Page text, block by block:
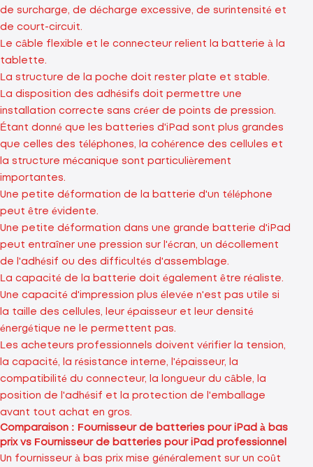
de surcharge, de décharge excessive, de surintensité et
de court-circuit.
Le câble flexible et le connecteur relient la batterie à la
tablette.
La structure de la poche doit rester plate et stable.
La disposition des adhésifs doit permettre une
installation correcte sans créer de points de pression.
Étant donné que les batteries d'iPad sont plus grandes
que celles des téléphones, la cohérence des cellules et
la structure mécanique sont particulièrement
importantes.
Une petite déformation de la batterie d'un téléphone
peut être évidente.
Une petite déformation dans une grande batterie d'iPad
peut entraîner une pression sur l'écran, un décollement
de l'adhésif ou des difficultés d'assemblage.
La capacité de la batterie doit également être réaliste.
Une capacité d'impression plus élevée n'est pas utile si
la taille des cellules, leur épaisseur et leur densité
énergétique ne le permettent pas.
Les acheteurs professionnels doivent vérifier la tension,
la capacité, la résistance interne, l'épaisseur, la
compatibilité du connecteur, la longueur du câble, la
position de l'adhésif et la protection de l'emballage
avant tout achat en gros.
Comparaison : Fournisseur de batteries pour iPad à bas
prix vs Fournisseur de batteries pour iPad professionnel
Un fournisseur à bas prix mise généralement sur un coût